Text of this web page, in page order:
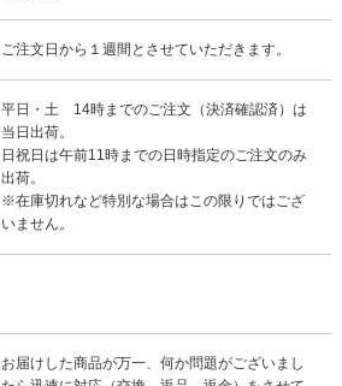
ご注文日から１週間とさせていただきます。
平日・土 14時までのご注文（決済確認済）は
当日出荷。
日祝日は午前11時までの日時指定のご注文のみ
出荷。
※在庫切れなど特別な場合はこの限りではござ
いません。
お届けした商品が万一、何か問題がございまし